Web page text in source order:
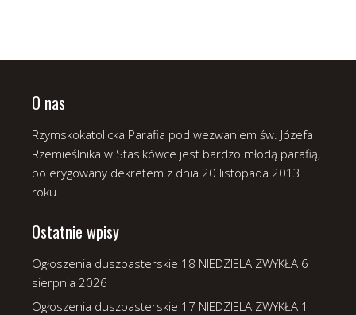
O nas
Rzymskokatolicka Parafia pod wezwaniem św. Józefa
Rzemieślnika w Stasikówce jest bardzo młodą parafią,
bo erygowany dekretem z dnia 20 listopada 2013
roku.
Ostatnie wpisy
Ogłoszenia duszpasterskie 18 NIEDZIELA ZWYKŁA 6
sierpnia 2026
Ogłoszenia duszpasterskie 17 NIEDZIELA ZWYKŁA 1